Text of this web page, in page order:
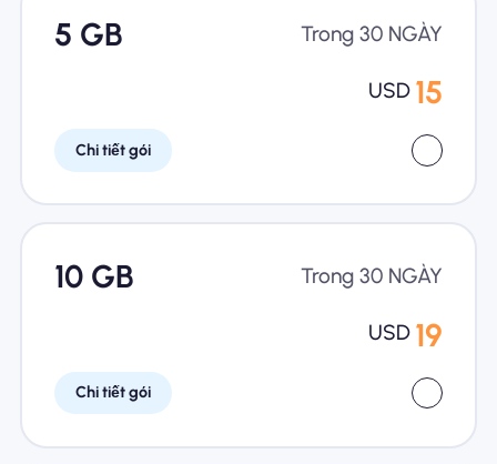
5 GB Trong 30 NGÀY
USD 15
Chi tiết gói
10 GB Trong 30 NGÀY
USD 19
Chi tiết gói